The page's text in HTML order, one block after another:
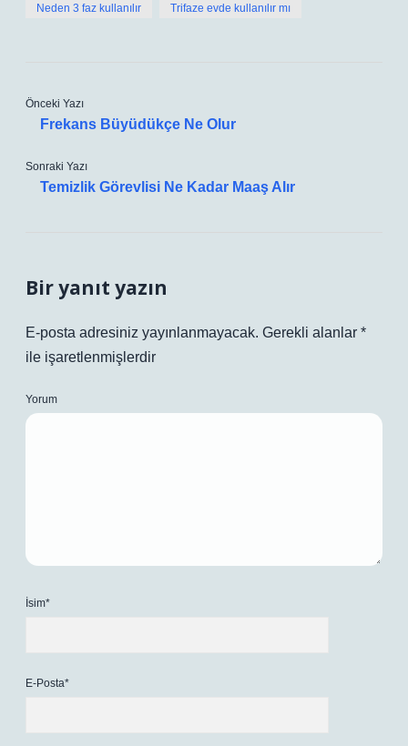
Neden 3 faz kullanılır Trifaze evde kullanılır mı
Önceki Yazı
Frekans Büyüdükçe Ne Olur
Sonraki Yazı
Temizlik Görevlisi Ne Kadar Maaş Alır
Bir yanıt yazın
E-posta adresiniz yayınlanmayacak. Gerekli alanlar *
ile işaretlenmişlerdir
Yorum
İsim*
E-Posta*